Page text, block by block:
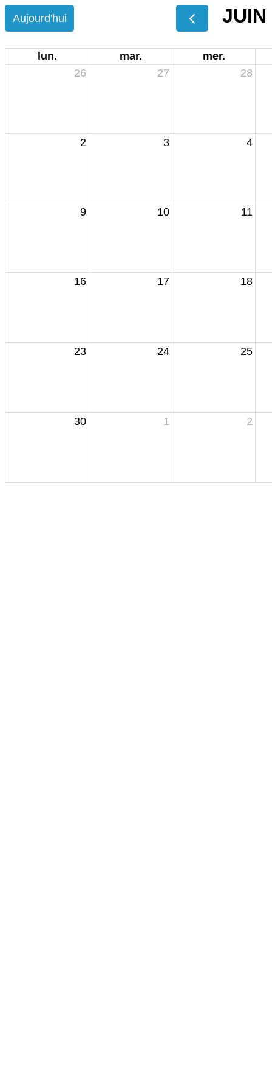
Aujourd'hui JUIN
lun. mar.
mer.
26
27 28
2 3 4
9 10 11
16 17 18
23 24 25
30 1 2